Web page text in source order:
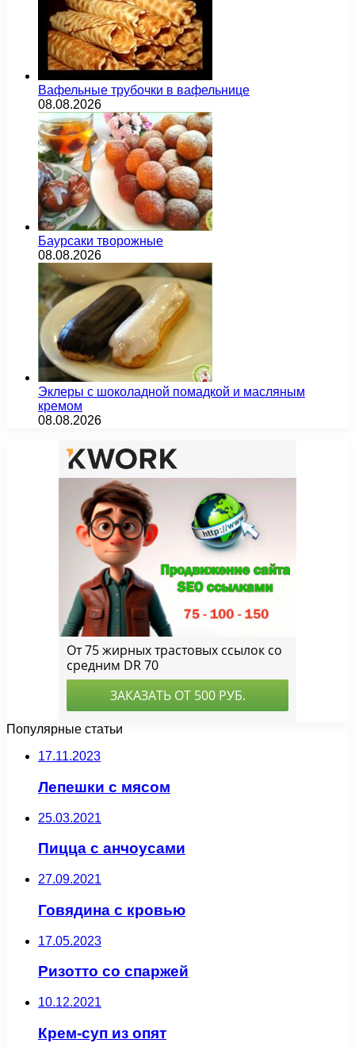
Вафельные трубочки в вафельнице
08.08.2026
Баурсаки творожные
08.08.2026
Эклеры с шоколадной помадкой и масляным
кремом
08.08.2026
Популярные статьи
17.11.2023
Лепешки с мясом
25.03.2021
Пицца с анчоусами
27.09.2021
Говядина с кровью
17.05.2023
Ризотто со спаржей
10.12.2021
Крем-суп из опят